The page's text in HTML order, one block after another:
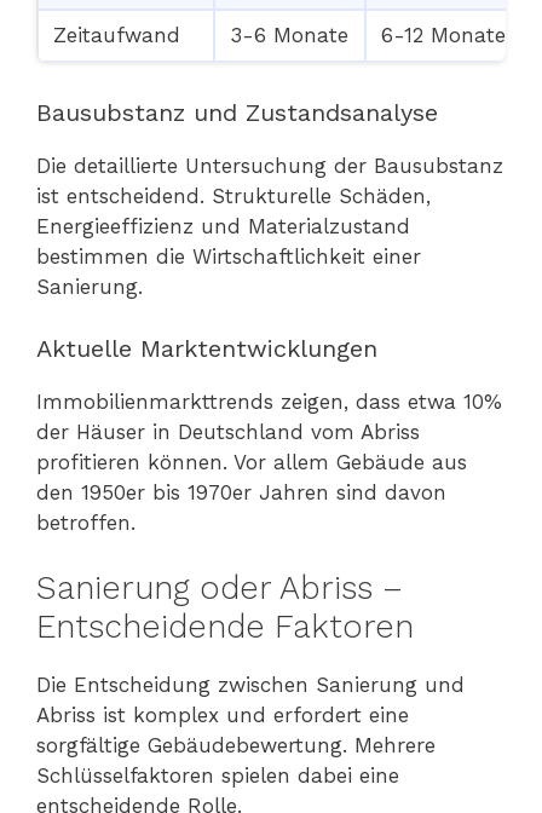
Zeitaufwand 3-6 Monate 6-12 Monate
Bausubstanz und Zustandsanalyse
Die detaillierte Untersuchung der Bausubstanz
ist entscheidend. Strukturelle Schäden,
Energieeffizienz und Materialzustand
bestimmen die Wirtschaftlichkeit einer
Sanierung.
Aktuelle Marktentwicklungen
Immobilienmarkttrends zeigen, dass etwa 10%
der Häuser in Deutschland vom Abriss
profitieren können. Vor allem Gebäude aus
den 1950er bis 1970er Jahren sind davon
betroffen.
Sanierung oder Abriss –
Entscheidende Faktoren
Die Entscheidung zwischen Sanierung und
Abriss ist komplex und erfordert eine
sorgfältige Gebäudebewertung. Mehrere
Schlüsselfaktoren spielen dabei eine
entscheidende Rolle.